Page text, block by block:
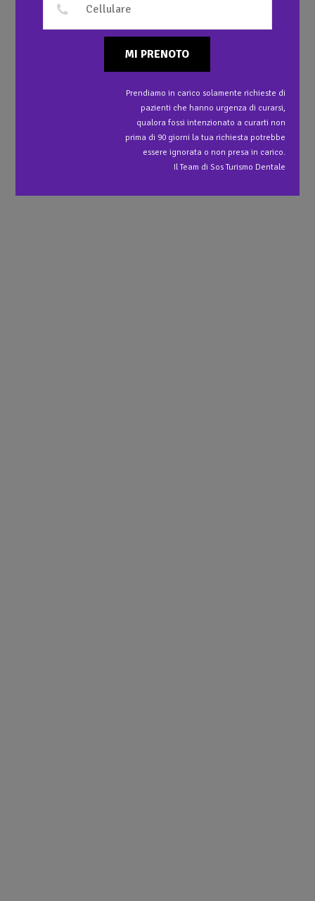
MI PRENOTO
Prendiamo in carico solamente richieste di
pazienti che hanno urgenza di curarsi,
qualora fossi intenzionato a curarti non
prima di 90 giorni la tua richiesta potrebbe
essere ignorata o non presa in carico.
Il Team di Sos Turismo Dentale